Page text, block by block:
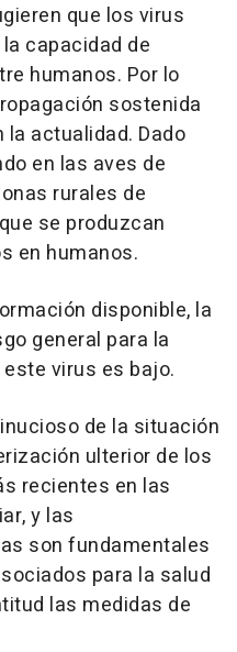
que los virus
capacidad de
humanos. Por lo
sostenida
actualidad. Dado
en las aves de
rurales de
se produzcan
en humanos.
disponible, la
general para la
virus es bajo.
de la situación
ulterior de los
recientes en las
y las
son fundamentales
para la salud
las medidas de